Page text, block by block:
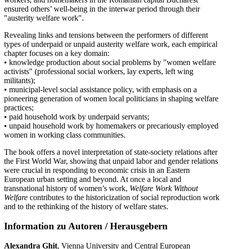
ensured others’ well-being in the interwar period through their
"austerity welfare work".
Revealing links and tensions between the performers of different
types of underpaid or unpaid austerity welfare work, each empirical
chapter focuses on a key domain:
• knowledge production about social problems by "women welfare
activists" (professional social workers, lay experts, left wing
militants);
• municipal-level social assistance policy, with emphasis on a
pioneering generation of women local politicians in shaping welfare
practices;
• paid household work by underpaid servants;
• unpaid household work by homemakers or precariously employed
women in working class communities.
The book offers a novel interpretation of state-society relations after
the First World War, showing that unpaid labor and gender relations
were crucial in responding to economic crisis in an Eastern
European urban setting and beyond. At once a local and
transnational history of women’s work, Welfare Work Without
Welfare contributes to the historicization of social reproduction work
and to the rethinking of the history of welfare states.
Information zu Autoren / Herausgebern
Alexandra Ghiț, Vienna University and Central European